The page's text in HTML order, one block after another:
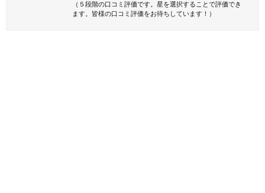
（５段階の口コミ評価です。星を選択することで評価でき
ます。皆様の口コミ評価をお待ちしています！）